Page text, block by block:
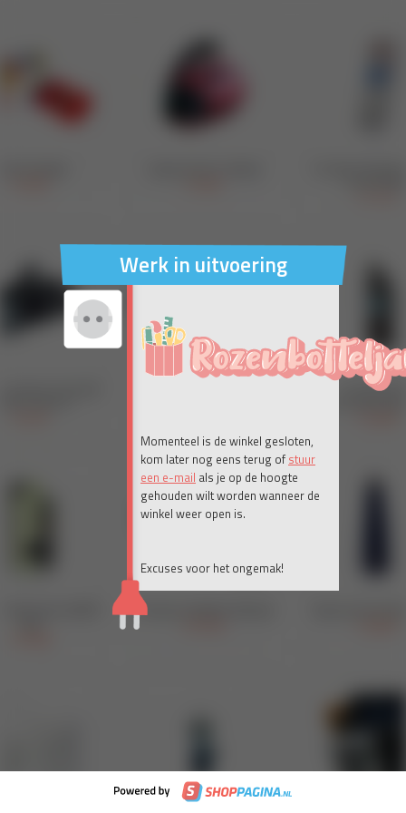
Werk in uitvoering
Momenteel is de winkel gesloten,
kom later nog eens terug of stuur
een e-mail als je op de hoogte
gehouden wilt worden wanneer de
winkel weer open is.
Excuses voor het ongemak!